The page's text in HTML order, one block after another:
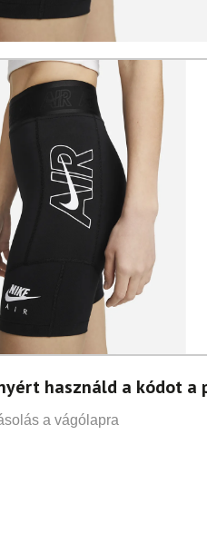
használd a kódot a
a vágólapra